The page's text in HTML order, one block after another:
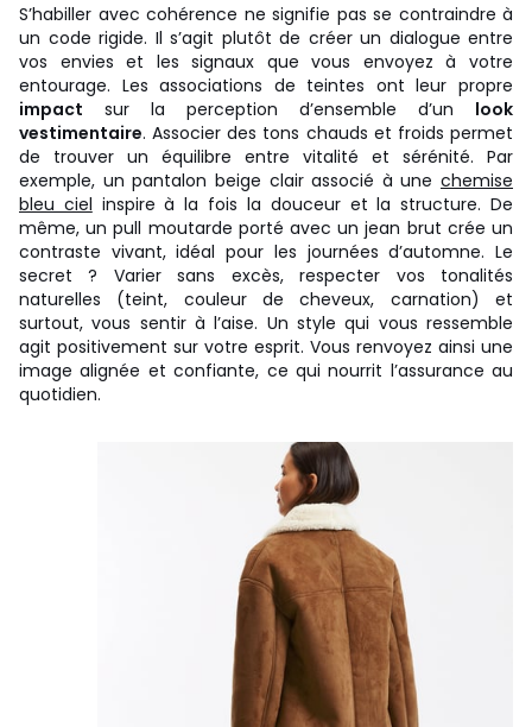
S’habiller avec cohérence ne signifie pas se contraindre à
un code rigide. Il s’agit plutôt de créer un dialogue entre
vos envies et les signaux que vous envoyez à votre
entourage. Les associations de teintes ont leur propre
impact sur la perception d’ensemble d’un look
vestimentaire. Associer des tons chauds et froids permet
de trouver un équilibre entre vitalité et sérénité. Par
exemple, un pantalon beige clair associé à une chemise
bleu ciel inspire à la fois la douceur et la structure. De
même, un pull moutarde porté avec un jean brut crée un
contraste vivant, idéal pour les journées d’automne. Le
secret ? Varier sans excès, respecter vos tonalités
naturelles (teint, couleur de cheveux, carnation) et
surtout, vous sentir à l’aise. Un style qui vous ressemble
agit positivement sur votre esprit. Vous renvoyez ainsi une
image alignée et confiante, ce qui nourrit l’assurance au
quotidien.